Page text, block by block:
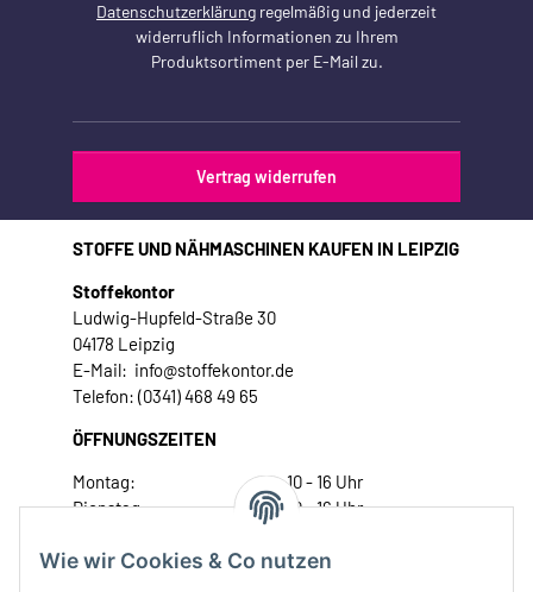
Wie wir Cookies & Co nutzen
Datenschutzerklärung regelmäßig und jederzeit
widerruflich Informationen zu Ihrem
Produktsortiment per E-Mail zu.
Vertrag widerrufen
STOFFE UND NÄHMASCHINEN KAUFEN IN LEIPZIG
Stoffekontor
Ludwig-Hupfeld-Straße 30
04178 Leipzig
E-Mail: info@stoffekontor.de
Telefon: (0341) 468 49 65
ÖFFNUNGSZEITEN
Montag:
10 - 16 Uhr
Dienstag:
10 - 16 Uhr
Donnerstag:
10 - 18 Uhr